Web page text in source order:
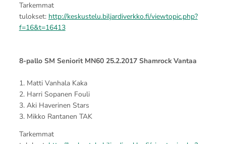
Tarkemmat
tulokset: http://keskustelu.biljardiverkko.fi/viewtopic.php?
f=16&t=16413
8-pallo SM Seniorit MN60 25.2.2017 Shamrock Vantaa
1. Matti Vanhala Kaka
2. Harri Sopanen Fouli
3. Aki Haverinen Stars
3. Mikko Rantanen TAK
Tarkemmat